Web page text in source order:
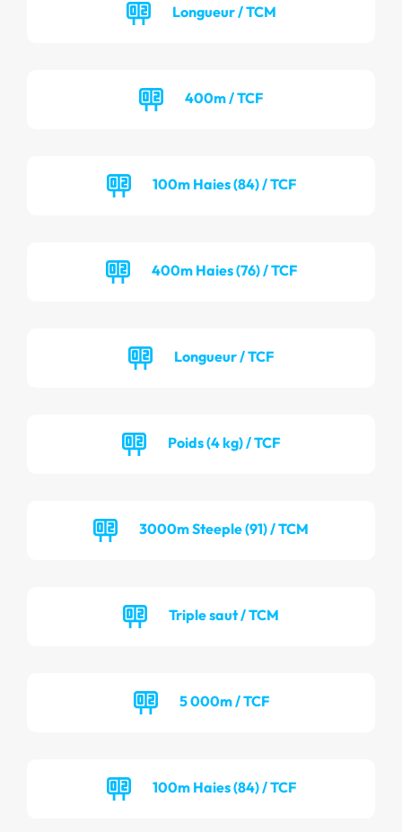
Longueur / TCM
400m / TCF
100m Haies (84) / TCF
400m Haies (76) / TCF
Longueur / TCF
Poids (4 kg) / TCF
3000m Steeple (91) / TCM
Triple saut / TCM
5 000m / TCF
100m Haies (84) / TCF